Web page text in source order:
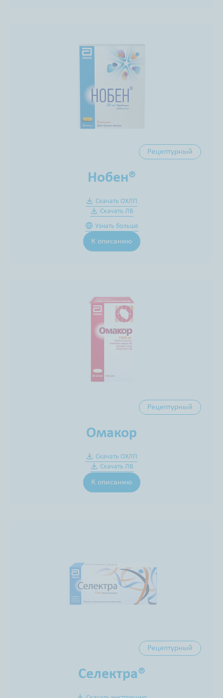
Рецептурный
Нобен®
Скачать ОХЛП
Скачать ЛВ
Узнать больше
К описанию
Рецептурный
Омакор
Скачать ОХЛП
Скачать ЛВ
К описанию
Рецептурный
Селектра®